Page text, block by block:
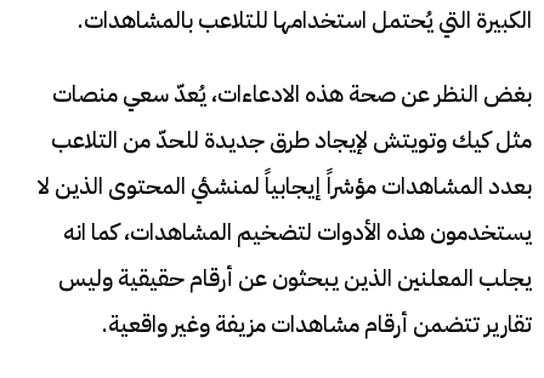
الكبيرة التي يُحتمل استخدامها للتلاعب بالمشاهدات.
بغض النظر عن صحة هذه الادعاءات، يُعدّ سعي منصات
مثل كيك وتويتش لإيجاد طرق جديدة للحدّ من التلاعب
بعدد المشاهدات مؤشراً إيجابياً لمنشئي المحتوى الذين لا
يستخدمون هذه الأدوات لتضخيم المشاهدات، كما انه
يجلب المعلنين الذين يبحثون عن أرقام حقيقية وليس
تقارير تتضمن أرقام مشاهدات مزيفة وغير واقعية.